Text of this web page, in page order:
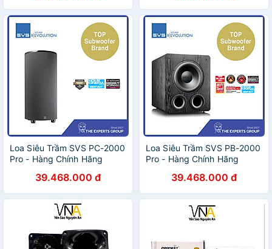
Loa Siêu Trầm SVS PC-2000
Pro - Hàng Chính Hãng
39.468.000 đ
Loa Siêu Trầm SVS PB-2000
Pro - Hàng Chính Hãng
39.468.000 đ